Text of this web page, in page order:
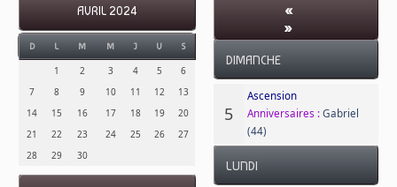
AVRIL 2024
D L M M J V S
1 2 3 4 5
6
7
8 9 10 11 12
13
14
15 16 17 18 19
20
21
22 23 24 25 26
27
28
29 30
«
»
MAI 2024- SEMAINE
19
DIMANCHE
5
Ascension
Anniversaires : Gabriel
(44)
LUNDI